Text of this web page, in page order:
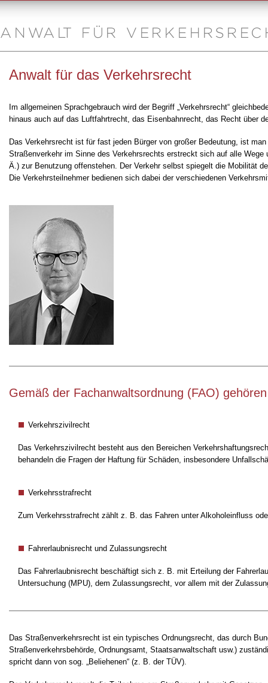
ANWALT FÜR
Anwalt für das Verkehrsrecht
Im allgemeinen Sprachgebrauch wird der Begriff „Verkehrsrecht“
hinaus auch auf das Luftfahrtrecht, das Eisenbahnrecht, das Recht über
Das Verkehrsrecht ist für fast jeden Bürger von großer Bedeutung, ist
Straßenverkehr im Sinne des Verkehrsrechts erstreckt sich auf alle
Ä.) zur Benutzung offenstehen. Der Verkehr selbst spiegelt die Mobilität
Die Verkehrsteilnehmer bedienen sich dabei der verschiedenen
Gemäß der Fachanwaltsordnung (FAO)
Verkehrszivilrecht
Das Verkehrszivilrecht besteht aus den Bereichen
behandeln die Fragen der Haftung für Schäden, insbesondere
Verkehrsstrafrecht
Zum Verkehrsstrafrecht zählt z. B. das Fahren unter Alkoholeinfluss
Fahrerlaubnisrecht und Zulassungsrecht
Das Fahrerlaubnisrecht beschäftigt sich z. B. mit Erteilung der
Untersuchung (MPU), dem Zulassungsrecht, vor allem mit der
Das Straßenverkehrsrecht ist ein typisches Ordnungsrecht, das durch
Straßenverkehrsbehörde, Ordnungsamt, Staatsanwaltschaft usw.)
spricht dann von sog. „Beliehenen“ (z. B. der TÜV).